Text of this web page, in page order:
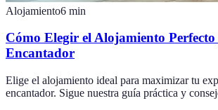
Alojamiento6 min
Cómo Elegir el Alojamiento
Encantador
Elige el alojamiento ideal para maximizar tu
encantador. Sigue nuestra guía práctica y